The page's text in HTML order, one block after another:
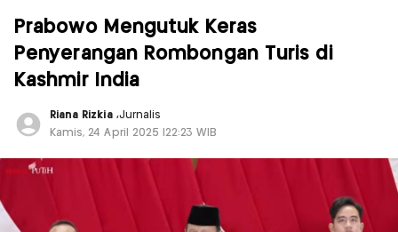
Prabowo Mengutuk Keras
Penyerangan Rombongan Turis di
Kashmir India
Riana Rizkia ,Jurnalis
Kamis, 24 April 2025 |22:23 WIB